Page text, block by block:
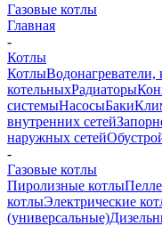
Газовые котлы
Главная
-
Котлы
КотлыВодонагреватели,
котельныхРадиаторы
системыНасосыБаки
внутренних сетей
наружных сетей
-
Газовые котлы
Пиролизные котлы
котлыЭлектрические
(универсальные)